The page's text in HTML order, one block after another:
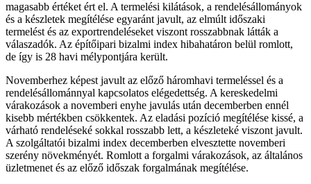
magasabb értéket ért el. A termelési kilátások, a rendelésállományok
és a készletek megítélése egyaránt javult, az elmúlt időszaki
termelést és az exportrendeléseket viszont rosszabbnak látták a
válaszadók. Az építőipari bizalmi index hibahatáron belül romlott,
de így is 28 havi mélypontjára került.
Novemberhez képest javult az előző háromhavi termeléssel és a
rendelésállománnyal kapcsolatos elégedettség. A kereskedelmi
várakozások a novemberi enyhe javulás után decemberben ennél
kisebb mértékben csökkentek. Az eladási pozíció megítélése kissé, a
várható rendeléseké sokkal rosszabb lett, a készleteké viszont javult.
A szolgáltatói bizalmi index decemberben elvesztette novemberi
szerény növekményét. Romlott a forgalmi várakozások, az általános
üzletmenet és az előző időszak forgalmának megítélése.